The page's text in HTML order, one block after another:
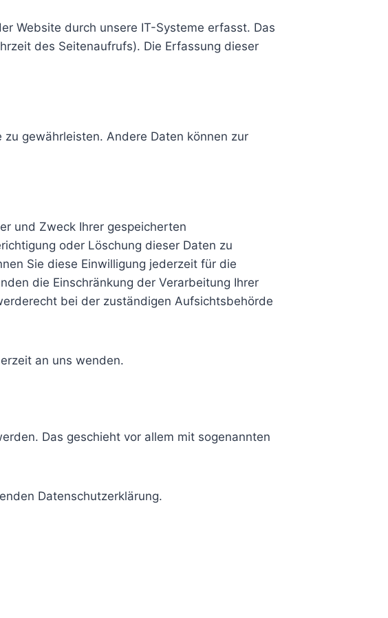
Website durch unsere IT-Systeme erfasst. Das
des Seitenaufrufs). Die Erfassung dieser
gewährleisten. Andere Daten können zur
und Zweck Ihrer gespeicherten
oder Löschung dieser Daten zu
Sie diese Einwilligung jederzeit für die
die Einschränkung der Verarbeitung Ihrer
bei der zuständigen Aufsichtsbehörde
an uns wenden.
Das geschieht vor allem mit sogenannten
Datenschutzerklärung.